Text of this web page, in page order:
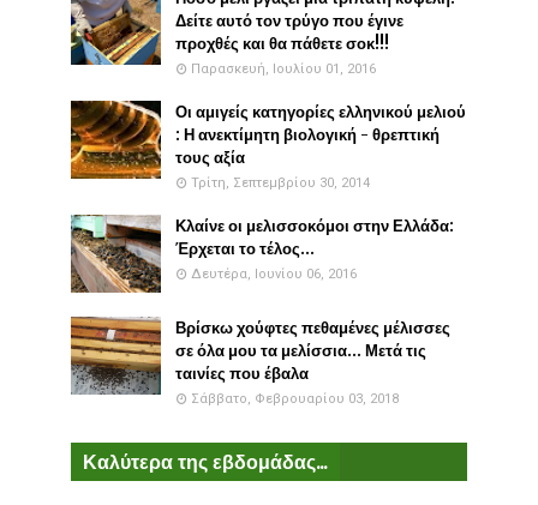
Δείτε αυτό τον τρύγο που έγινε
προχθές και θα πάθετε σοκ!!!
Παρασκευή, Ιουλίου 01, 2016
Οι αμιγείς κατηγορίες ελληνικού μελιού
: Η ανεκτίμητη βιολογική - θρεπτική
τους αξία
Τρίτη, Σεπτεμβρίου 30, 2014
Κλαίνε οι μελισσοκόμοι στην Ελλάδα:
Έρχεται το τέλος...
Δευτέρα, Ιουνίου 06, 2016
Βρίσκω χούφτες πεθαμένες μέλισσες
σε όλα μου τα μελίσσια... Μετά τις
ταινίες που έβαλα
Σάββατο, Φεβρουαρίου 03, 2018
Καλύτερα της εβδομάδας...